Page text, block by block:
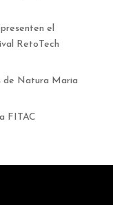
el
RetoTech
de Natura Maria
FITAC